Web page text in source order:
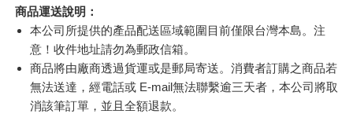
商品運送說明：
本公司所提供的產品配送區域範圍目前僅限台灣本島。注
意！收件地址請勿為郵政信箱。
商品將由廠商透過貨運或是郵局寄送。消費者訂購之商品若
無法送達，經電話或 E-mail無法聯繫逾三天者，本公司將取
消該筆訂單，並且全額退款。